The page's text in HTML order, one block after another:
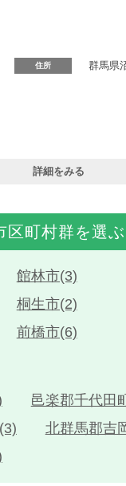
住所 群馬県
詳細をみる
区町村群を選ぶ
館林市(3)
桐生市(2)
前橋市(6)
邑楽郡千代田
北群馬郡吉